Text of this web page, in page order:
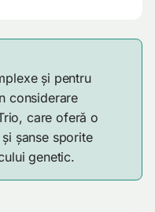
și pentru
considerare
care oferă o
șanse sporite
genetic.